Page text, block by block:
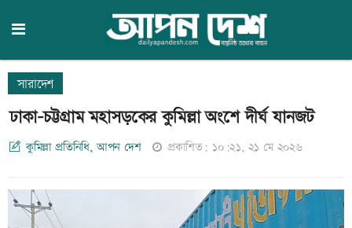
সারাদেশ
ঢাকা-চট্টগ্রাম মহাসড়কের কুমিল্লা অংশে দীর্ঘ যানজট
কুমিল্লা প্রতিনিধি, আপন দেশ প্রকাশিত: ১০:২১, ২১ মে ২০২৬